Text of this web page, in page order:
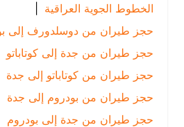
الخطوط الجوية العراقية
حجز طيران من دوسلدورف إلى بودروم
حجز طيران من جدة إلى كوتاباتو |
حجز طيران من كوتاباتو إلى جدة
حجز طيران من بودروم إلى جدة
حجز طيران من جدة إلى بودروم |